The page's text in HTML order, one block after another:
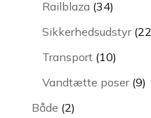
Railblaza 3434
varer
Sikkerhedsudstyr 22
Transport 1010
varer
Vandtætte poser 99
Både 22